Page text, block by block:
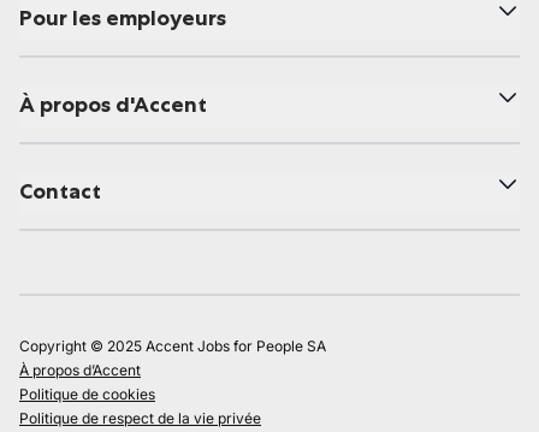
Pour les employeurs
À propos d'Accent
Contact
Copyright © 2025 Accent Jobs for People SA
À propos d’Accent
Politique de cookies
Politique de respect de la vie privée